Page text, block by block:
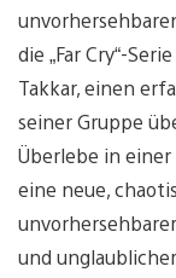
die „Far Cry“-
Takkar, einen
seiner Gruppe
Überlebe in
eine neue,
und